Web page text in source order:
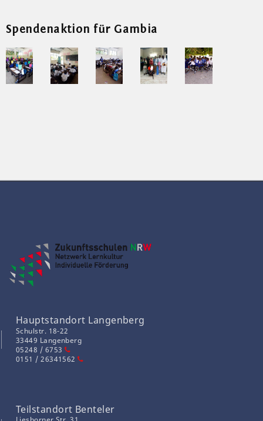
Spendenaktion für Gambia
Hauptstandort Langenberg
Schulstr. 18-22
33449 Langenberg
05248 / 6753
0151 / 26341562
Teilstandort Benteler